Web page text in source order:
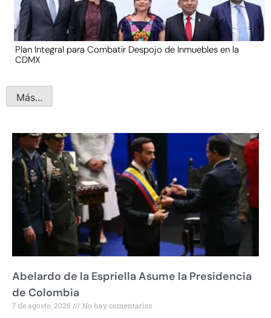
Plan Integral para Combatir Despojo de Inmuebles en la
CDMX
Más...
Abelardo de la Espriella Asume la Presidencia
de Colombia
7 de agosto, 2026 No hay comentarios